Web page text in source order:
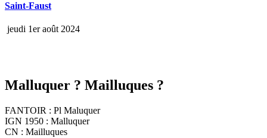
Saint-Faust
jeudi 1er août 2024
Malluquer ? Mailluques ?
FANTOIR : Pl Maluquer
IGN 1950 : Malluquer
CN : Mailluques